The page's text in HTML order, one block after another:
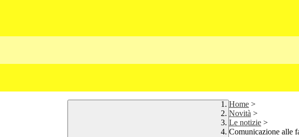
Home >
Novità >
Le notizie >
Comunicazione alle